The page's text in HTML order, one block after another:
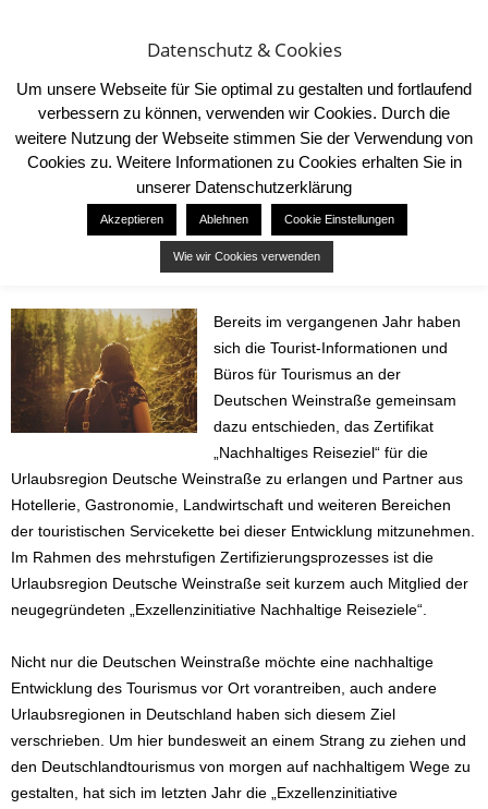
Nachhaltige Reiseziele
Bereits im vergangenen Jahr haben
sich die Tourist-Informationen und
Büros für Tourismus an der
Deutschen Weinstraße gemeinsam
dazu entschieden, das Zertifikat
„Nachhaltiges Reiseziel“ für die
Urlaubsregion Deutsche Weinstraße zu erlangen und Partner aus
Hotellerie, Gastronomie, Landwirtschaft und weiteren Bereichen
der touristischen Servicekette bei dieser Entwicklung mitzunehmen.
Im Rahmen des mehrstufigen Zertifizierungsprozesses ist die
Urlaubsregion Deutsche Weinstraße seit kurzem auch Mitglied der
neugegründeten „Exzellenzinitiative Nachhaltige Reiseziele“.
Nicht nur die Deutschen Weinstraße möchte eine nachhaltige
Entwicklung des Tourismus vor Ort vorantreiben, auch andere
Urlaubsregionen in Deutschland haben sich diesem Ziel
verschrieben. Um hier bundesweit an einem Strang zu ziehen und
den Deutschlandtourismus von morgen auf nachhaltigem Wege zu
gestalten, hat sich im letzten Jahr die „Exzellenzinitiative
Datenschutz & Cookies
Um unsere Webseite für Sie optimal zu gestalten und fortlaufend
verbessern zu können, verwenden wir Cookies. Durch die
weitere Nutzung der Webseite stimmen Sie der Verwendung von
Cookies zu. Weitere Informationen zu Cookies erhalten Sie in
unserer Datenschutzerklärung
Akzeptieren Ablehnen Cookie Einstellungen
Wie wir Cookies verwenden